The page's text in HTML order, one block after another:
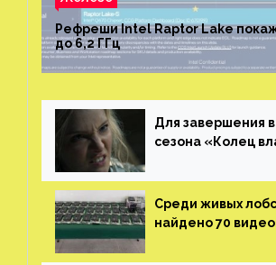
Рефреши Intel Raptor Lake
до 6,2 ГГц
Для завершения
сезона «Колец
Среди живых
найдено 70
китайской